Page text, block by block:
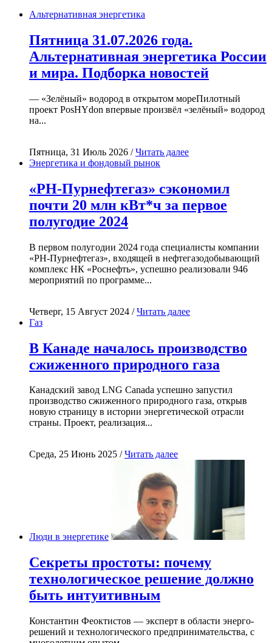
Альтернативная энергетика
Пятница 31.07.2026 года.
Альтернативная энергетика России
и мира. Подборка новостей
— «Зелёный» водород в открытом мореПилотный
проект PosHYdon впервые произвёл «зелёный» водород
на...
Пятница, 31 Июль 2026 /Читать далее
Энергетика и фондовый рынок
«РН-Пурнефтегаз» сэкономил
почти 20 млн кВт*ч за первое
полугодие 2024
В первом полугодии 2024 года специалисты компании
«РН-Пурнефтегаз», входящей в нефтегазодобывающий
комплекс НК «Роснефть», успешно реализовали 946
мероприятий по программе...
Четверг, 15 Август 2024 /Читать далее
Газ
В Канаде началось производство
сжиженного природного газа
Канадский завод LNG Canada успешно запустил
производство сжиженного природного газа, открыв
новую страницу в истории энергетической отрасли
страны. Проект, реализация...
Среда, 25 Июнь 2025 /Читать далее
Люди в энергетике
Секреты простоты: почему
технологическое решение должно
быть интуитивным
Константин Феоктистов — эксперт в области энерго-
решений и технологического предпринимательства, с